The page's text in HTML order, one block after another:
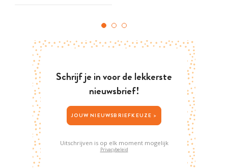
Schrijf je in voor de lekkerste
nieuwsbrief!
JOUW NIEUWSBRIEFKEUZE >
Uitschrijven is op elk moment mogelijk
Privacybeleid